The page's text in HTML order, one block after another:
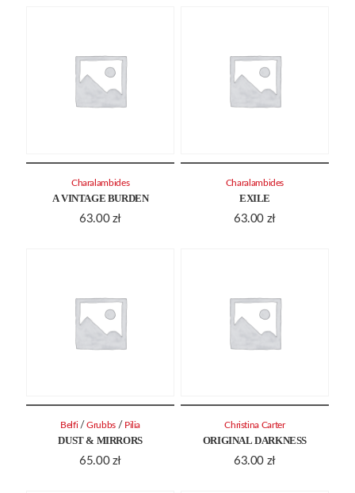
A VINTAGE BURDEN
63.00 zł
Charalambides
EXILE
63.00 zł
Charalambides
DUST & MIRRORS
65.00 zł
Belfi /Grubbs / Pilia
ORIGINAL DARKNESS
63.00 zł
Christina Carter